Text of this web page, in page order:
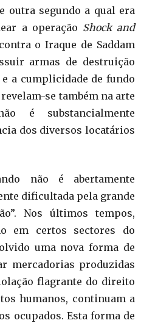
outra segundo a qual era
a operação Shock and
o Iraque de Saddam
armas de destruição
a cumplicidade de fundo
se também na arte
é substancialmente
dos diversos locatários
não é abertamente
dificultada pela grande
Nos últimos tempos,
em certos sectores do
uma nova forma de
mercadorias produzidas
flagrante do direito
humanos, continuam a
ocupados. Esta forma de